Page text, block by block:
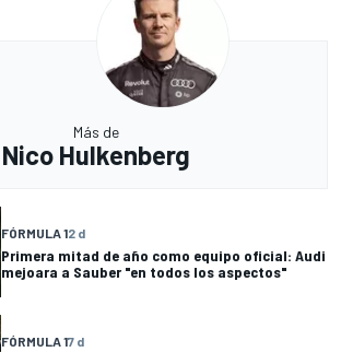
Más de
Nico Hulkenberg
FÓRMULA 12 d
Primera mitad de año como equipo oficial: Audi
mejoara a Sauber "en todos los aspectos"
FÓRMULA 17 d